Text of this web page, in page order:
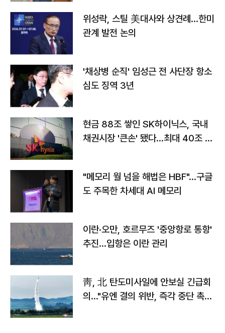
위성락, 스틸 美대사와 상견례…한미
관계 발전 논의
'채상병 순직' 임성근 전 사단장 항소
심도 징역 3년
현금 88조 쌓인 SK하이닉스, 국내
채권시장 '큰손' 됐다…최대 40조 투
"메모리 월 넘을 해법은 HBF"…구글
도 주목한 차세대 AI 메모리
이란·오만, 호르무즈 '중앙항로 통항'
추진…입항은 이란 관리
靑, 北 탄도미사일에 안보실 긴급회
의…"유엔 결의 위반, 즉각 중단 촉